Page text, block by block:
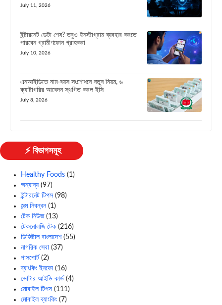
July 11, 2026
ইন্টারনেট ডেটা শেষ? তবুও ইনস্টাগ্রাম ব্যবহার করতে
পারবেন গ্রামীণফোন গ্রাহকরা
July 10, 2026
এনআইডিতে নাম-বয়স সংশোধনে নতুন নিয়ম, ৬
ক্যাটাগরির আবেদন স্থগিত করল ইসি
July 8, 2026
⚡ বিভাগসমূহ
Healthy Foods (1)
অন্যান্য (97)
ইন্টারনেট টিপস (98)
জন্ম নিবন্ধন(1)
টেক নিউজ(13)
টেকনোলজি টেক (216)
ডিজিটাল বাংলাদেশ(55)
নাগরিক সেবা (37)
পাসপোর্ট (2)
ব্যাংকিং ইনফো (16)
ভোটার আইডি কার্ড (4)
মোবাইল টিপস (111)
মোবাইল ব্যাংকিং (7)